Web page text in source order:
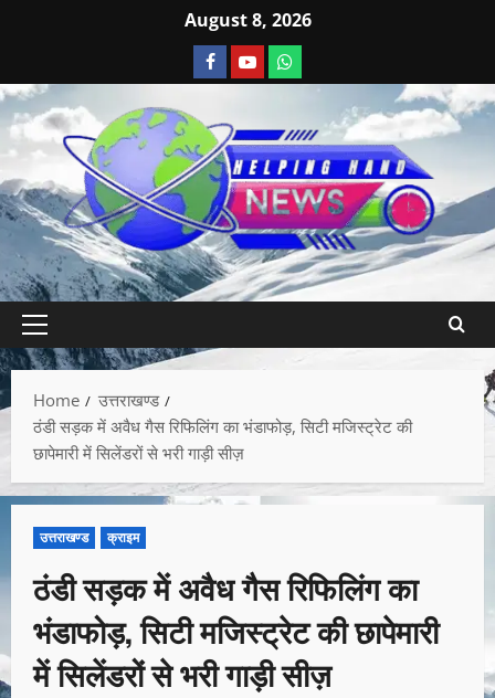
August 8, 2026
Home
उत्तराखण्ड
ठंडी सड़क में अवैध गैस रिफिलिंग का भंडाफोड़, सिटी मजिस्ट्रेट की
छापेमारी में सिलेंडरों से भरी गाड़ी सीज़
उत्तराखण्ड क्राइम
ठंडी सड़क में अवैध गैस रिफिलिंग का
भंडाफोड़, सिटी मजिस्ट्रेट की छापेमारी
में सिलेंडरों से भरी गाड़ी सीज़